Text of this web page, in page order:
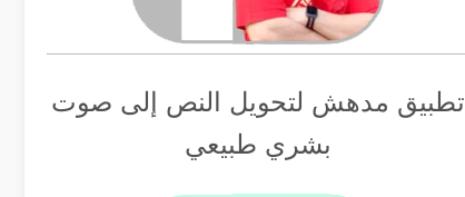
تطبيق مدهش لتحويل النص إلى صوت
بشري طبيعي